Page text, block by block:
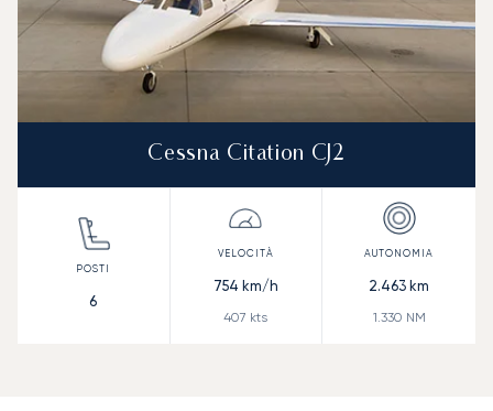
Cessna Citation CJ2
6
754 km/h
407 kts
2.463 km
1.330 NM